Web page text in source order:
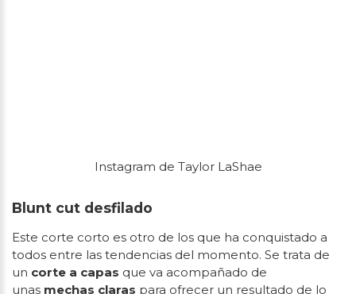
Instagram de Taylor LaShae
Blunt cut desfilado
Este corte corto es otro de los que ha conquistado a
todos entre las tendencias del momento. Se trata de
un corte a capas que va acompañado de
unas mechas claras para ofrecer un resultado de lo